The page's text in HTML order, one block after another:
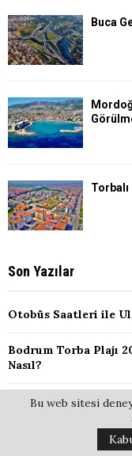
Buca
Son Yazılar
Otobüs Saatleri ile
Bodrum Torba Plajı
Nasıl?
Erikli Plajı 2026:
Urla Altınköy Plajı
Bu web sitesi